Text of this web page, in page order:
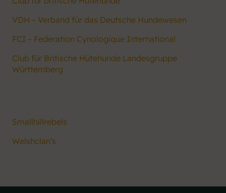
VDH – Verband für das Deutsche Hundewesen
FCI – Federation Cynologique International
Club für Britische Hütehunde Landesgruppe
Württemberg
Smallhillrebels
Welshclan‘s